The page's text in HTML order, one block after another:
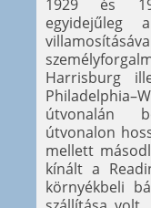
1929 és
egyidejűleg
Harrisburg
útvonalán
útvonalon
mellett
kínált a
környékbeli